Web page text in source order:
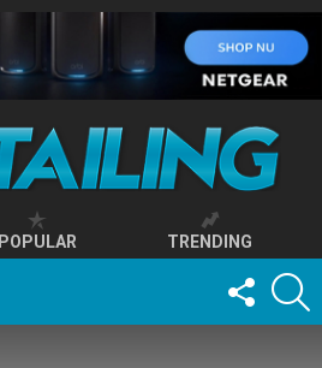
POPULAR TRENDING
FOLLOW
US